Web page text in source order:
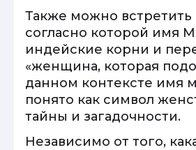
Также можно
согласно которой имя
индейские корни и
«женщина, которая
данном контексте имя
понято как символ
тайны и загадочности.
Независимо от того,